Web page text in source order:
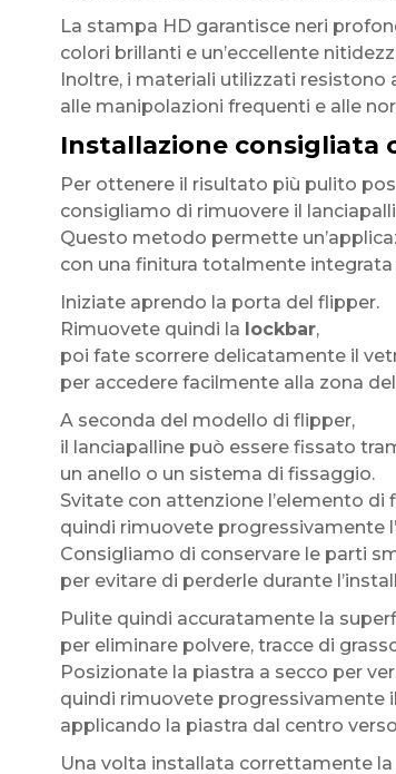
La stampa HD garantisce neri
colori brillanti e un’eccellente
Inoltre, i materiali utilizzati resistono
alle manipolazioni frequenti e alle
Installazione consigliata
Per ottenere il risultato più pulito
consigliamo di rimuovere il
Questo metodo permette
con una finitura totalmente integrata
Iniziate aprendo la porta del flipper.
Rimuovete quindi la lockbar,
poi fate scorrere delicatamente il
per accedere facilmente alla zona
A seconda del modello di flipper,
il lanciapalline può essere fissato
un anello o un sistema di fissaggio.
Svitate con attenzione l’elemento
quindi rimuovete progressivamente
Consigliamo di conservare le parti
per evitare di perderle durante
Pulite quindi accuratamente la
per eliminare polvere, tracce di
Posizionate la piastra a secco per
quindi rimuovete progressivamente
applicando la piastra dal centro
Una volta installata correttamente la